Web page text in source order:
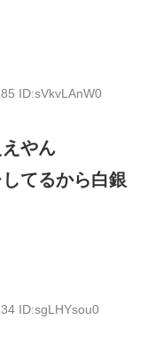
ID:sVkvLAnW0
やん
てるから白銀
ID:sgLHYsou0